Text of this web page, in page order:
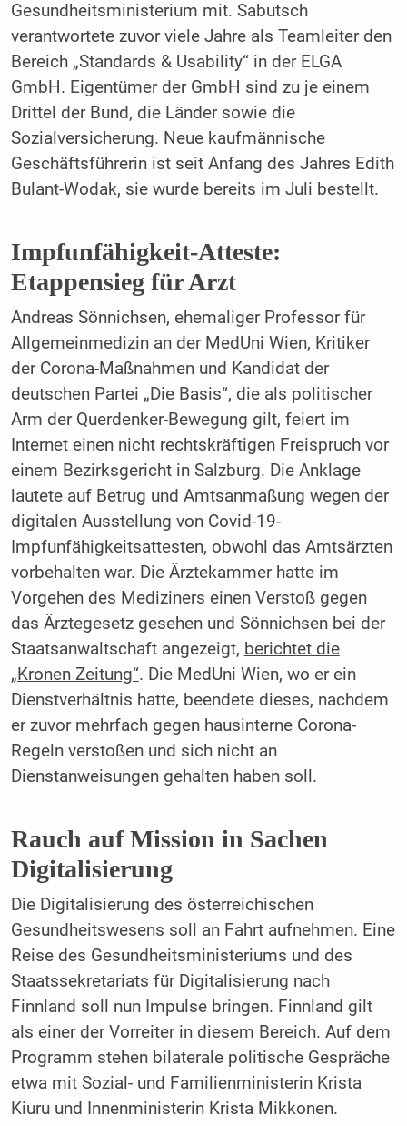
Gesundheitsministerium mit. Sabutsch
verantwortete zuvor viele Jahre als Teamleiter den
Bereich „Standards & Usability“ in der ELGA
GmbH. Eigentümer der GmbH sind zu je einem
Drittel der Bund, die Länder sowie die
Sozialversicherung. Neue kaufmännische
Geschäftsführerin ist seit Anfang des Jahres Edith
Bulant-Wodak, sie wurde bereits im Juli bestellt.
Impfunfähigkeit-Atteste:
Etappensieg für Arzt
Andreas Sönnichsen, ehemaliger Professor für
Allgemeinmedizin an der MedUni Wien, Kritiker
der Corona-Maßnahmen und Kandidat der
deutschen Partei „Die Basis“, die als politischer
Arm der Querdenker-Bewegung gilt, feiert im
Internet einen nicht rechtskräftigen Freispruch vor
einem Bezirksgericht in Salzburg. Die Anklage
lautete auf Betrug und Amtsanmaßung wegen der
digitalen Ausstellung von Covid-19-
Impfunfähigkeitsattesten, obwohl das Amtsärzten
vorbehalten war. Die Ärztekammer hatte im
Vorgehen des Mediziners einen Verstoß gegen
das Ärztegesetz gesehen und Sönnichsen bei der
Staatsanwaltschaft angezeigt, berichtet die
„Kronen Zeitung“. Die MedUni Wien, wo er ein
Dienstverhältnis hatte, beendete dieses, nachdem
er zuvor mehrfach gegen hausinterne Corona-
Regeln verstoßen und sich nicht an
Dienstanweisungen gehalten haben soll.
Rauch auf Mission in Sachen
Digitalisierung
Die Digitalisierung des österreichischen
Gesundheitswesens soll an Fahrt aufnehmen. Eine
Reise des Gesundheitsministeriums und des
Staatssekretariats für Digitalisierung nach
Finnland soll nun Impulse bringen. Finnland gilt
als einer der Vorreiter in diesem Bereich. Auf dem
Programm stehen bilaterale politische Gespräche
etwa mit Sozial- und Familienministerin Krista
Kiuru und Innenministerin Krista Mikkonen.